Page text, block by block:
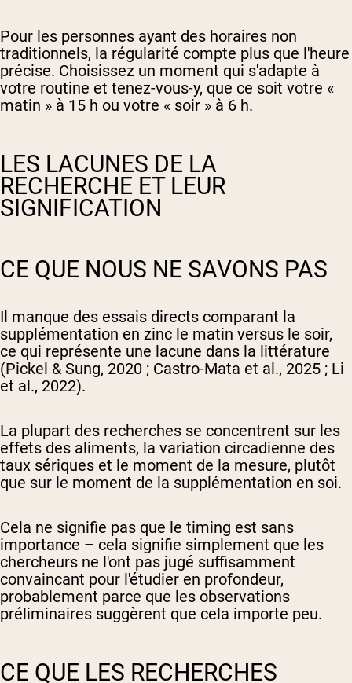
Pour les personnes ayant des horaires non
traditionnels, la régularité compte plus que l'heure
précise. Choisissez un moment qui s'adapte à
votre routine et tenez-vous-y, que ce soit votre «
matin » à 15 h ou votre « soir » à 6 h.
LES LACUNES DE LA
RECHERCHE ET LEUR
SIGNIFICATION
CE QUE NOUS NE SAVONS PAS
Il manque des essais directs comparant la
supplémentation en zinc le matin versus le soir,
ce qui représente une lacune dans la littérature
(Pickel & Sung, 2020 ; Castro-Mata et al., 2025 ; Li
et al., 2022).
La plupart des recherches se concentrent sur les
effets des aliments, la variation circadienne des
taux sériques et le moment de la mesure, plutôt
que sur le moment de la supplémentation en soi.
Cela ne signifie pas que le timing est sans
importance – cela signifie simplement que les
chercheurs ne l'ont pas jugé suffisamment
convaincant pour l'étudier en profondeur,
probablement parce que les observations
préliminaires suggèrent que cela importe peu.
CE QUE LES RECHERCHES